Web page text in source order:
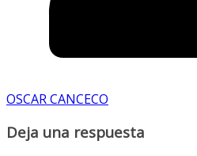
OSCAR CANCECO
Deja una respuesta